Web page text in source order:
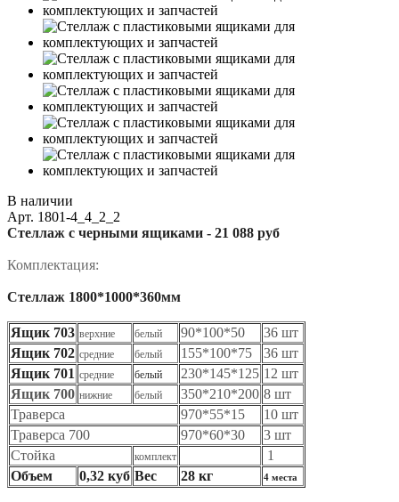
В наличии
Арт. 1801-4_4_2_2
Стеллаж с черными ящиками - 21 088 руб
Комплектация:
Стеллаж 1800*1000*360мм
Ящик 703 верхние белый 90*100*50
36 шт
Ящик 702 средние белый 155*100*75
36 шт
Ящик 701 средние белый 230*145*125 12 шт
Ящик 700 нижние белый 350*210*200 8 шт
Траверса
970*55*15
10 шт
Траверса 700
970*60*30
3 шт
Стойка
комплект
1
Объем
0,32 куб Вес 28 кг 4 места